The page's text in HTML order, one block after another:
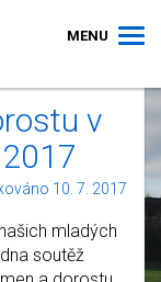
MENU
v
10. 7. 2017
mladých
soutěž